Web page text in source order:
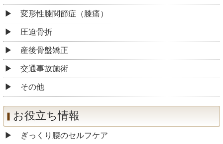
変形性膝関節症（膝痛）
圧迫骨折
産後骨盤矯正
交通事故施術
その他
お役立ち情報
ぎっくり腰のセルフケア